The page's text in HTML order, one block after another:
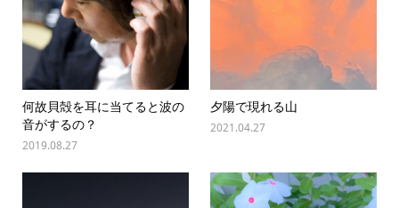
何故貝殻を耳に当てると波の
音がするの？
2019.08.27
夕陽で現れる山
2021.04.27